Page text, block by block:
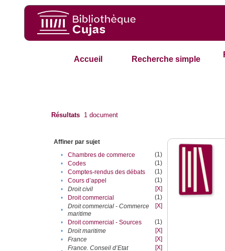
Accueil Recherche simple
Résultats 1 document
Affiner par sujet
•
Chambres de commerce
(1)
•
Codes
(1)
•
Comptes-rendus des débats
(1)
•
Cours d’appel
(1)
•
Droit civil
[X]
•
Droit commercial
(1)
•
Droit commercial - Commerce
maritime
[X]
• Droit commercial - Sources
(1)
•
Droit maritime
[X]
•
France
[X]
France. Conseil d’Etat
[X]